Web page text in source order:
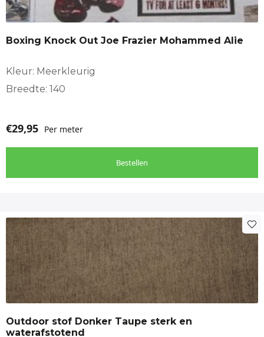
Totaal:
Bekleding, Boot interieur, Camper interieur, Caravan
Interieur aankleding, Tas, woondecoratie, Woonkussen
Boxing Knock Out Joe Frazier Mohammed Alie
Kleur: Meerkleurig
Breedte: 140
€29,95 Per meter
Bestellen
Outdoor stof Donker Taupe sterk en
waterafstotend